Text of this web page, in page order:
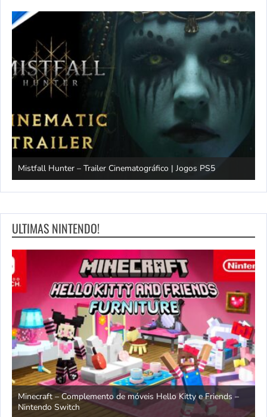
Mistfall Hunter – Trailer Cinematográfico | Jogos PS5
ULTIMAS NINTENDO!
Minecraft – Complemento de móveis Hello Kitty e Friends –
Nintendo Switch